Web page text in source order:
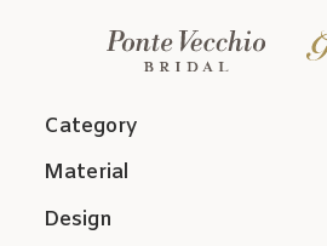
Category
Material
Design